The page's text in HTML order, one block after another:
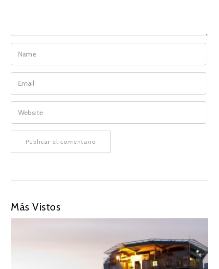
NAME
EMAIL
WEBSITE
Más Vistos